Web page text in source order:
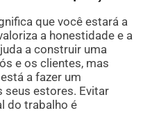
que você estará a
a honestidade e a
a construir uma
e os clientes, mas
a fazer um
seus estores. Evitar
do trabalho é